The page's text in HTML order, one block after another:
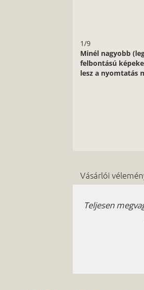
1/9
Minél nagyobb
felbontású
lesz a nyomtatás
Vásárlói
Teljesen